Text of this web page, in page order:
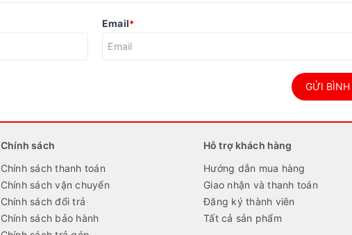
Email*
GỬI BÌNH
Chính sách
Chính sách thanh toán
Chính sách vận chuyển
Chính sách đổi trả
Chính sách bảo hành
Hỗ trợ khách hàng
Hướng dẫn mua hàng
Giao nhận và thanh toán
Đăng ký thành viên
Tất cả sản phẩm